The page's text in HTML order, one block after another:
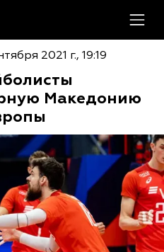
2021 г., 19:19
Македонию